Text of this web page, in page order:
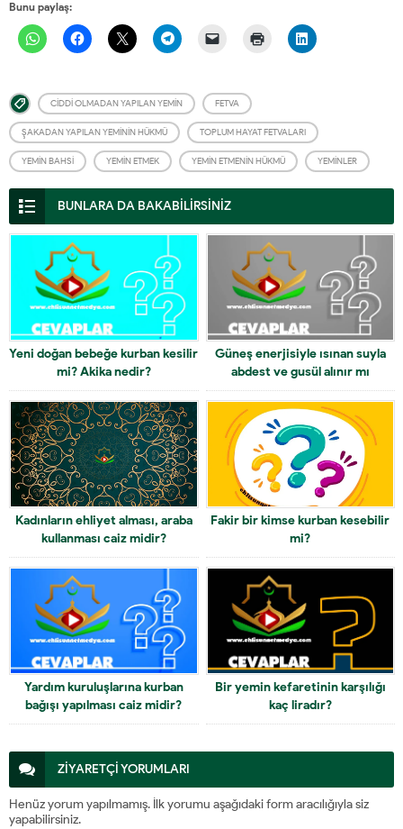
Bunu paylaş:
CIDDI OLMADAN YAPILAN YEMIN FETVA
ŞAKADAN YAPILAN YEMININ HÜKMÜ TOPLUM HAYAT FETVALARI
YEMIN BAHSI YEMIN ETMEK YEMIN ETMENIN HÜKMÜ YEMINLER
BUNLARA DA BAKABİLİRSİNİZ
Yeni doğan bebeğe kurban kesilir
mi? Akika nedir?
Güneş enerjisiyle ısınan suyla
abdest ve gusül alınır mı
Kadınların ehliyet alması, araba
kullanması caiz midir?
Fakir bir kimse kurban kesebilir
mi?
Yardım kuruluşlarına kurban
bağışı yapılması caiz midir?
Bir yemin kefaretinin karşılığı
kaç liradır?
ZİYARETÇİ YORUMLARI
Henüz yorum yapılmamış. İlk yorumu aşağıdaki form aracılığıyla siz
yapabilirsiniz.